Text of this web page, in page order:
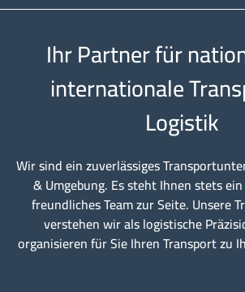
Ihr Partner für
internationale
Logistik
Wir sind ein zuverlässiges
& Umgebung. Es steht Ihnen stets
freundliches Team zur Seite. Unsere
verstehen wir als logistische
organisieren für Sie Ihren Transport zu